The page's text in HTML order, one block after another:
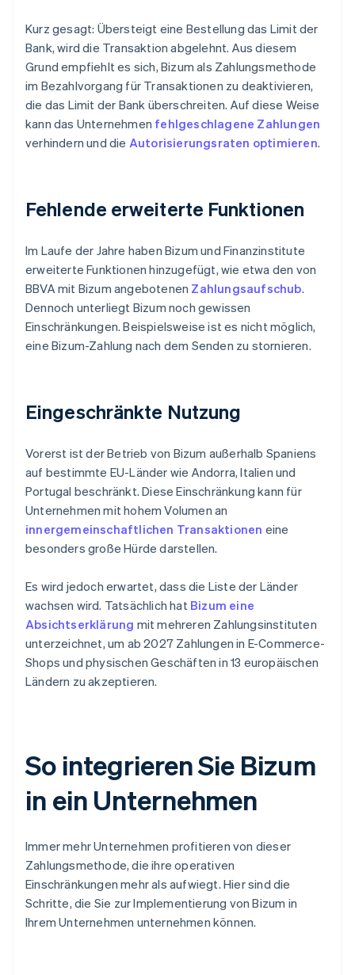
Kurz gesagt: Übersteigt eine Bestellung das Limit der
Bank, wird die Transaktion abgelehnt. Aus diesem
Grund empfiehlt es sich, Bizum als Zahlungsmethode
im Bezahlvorgang für Transaktionen zu deaktivieren,
die das Limit der Bank überschreiten. Auf diese Weise
kann das Unternehmen fehlgeschlagene Zahlungen
verhindern und die Autorisierungsraten optimieren.
Fehlende erweiterte Funktionen
Im Laufe der Jahre haben Bizum und Finanzinstitute
erweiterte Funktionen hinzugefügt, wie etwa den von
BBVA mit Bizum angebotenen Zahlungsaufschub.
Dennoch unterliegt Bizum noch gewissen
Einschränkungen. Beispielsweise ist es nicht möglich,
eine Bizum-Zahlung nach dem Senden zu stornieren.
Eingeschränkte Nutzung
Vorerst ist der Betrieb von Bizum außerhalb Spaniens
auf bestimmte EU-Länder wie Andorra, Italien und
Portugal beschränkt. Diese Einschränkung kann für
Unternehmen mit hohem Volumen an
innergemeinschaftlichen Transaktionen eine
besonders große Hürde darstellen.
Es wird jedoch erwartet, dass die Liste der Länder
wachsen wird. Tatsächlich hat Bizum eine
Absichtserklärung mit mehreren Zahlungsinstituten
unterzeichnet, um ab 2027 Zahlungen in E-Commerce-
Shops und physischen Geschäften in 13 europäischen
Ländern zu akzeptieren.
So integrieren Sie Bizum
in ein Unternehmen
Immer mehr Unternehmen profitieren von dieser
Zahlungsmethode, die ihre operativen
Einschränkungen mehr als aufwiegt. Hier sind die
Schritte, die Sie zur Implementierung von Bizum in
Ihrem Unternehmen unternehmen können.